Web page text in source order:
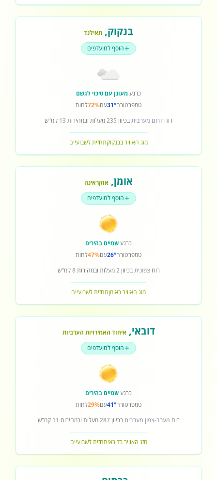
בנקוק, תאילנד
הוסף למועדפים
כרגעמעונן עם סיכוי לגשם
טמפרטורה31°עם72%לחות
רוח דרום מערביתבכיוון 235מעלות ובמהירות 13 קמ"ש
מזג האוויר בבנקוקתחזית לשבועיים
אומן, אוקראינה
הוסף למועדפים
כרגעשמיים בהירים
טמפרטורה26°עם47%לחות
רוחצפוניתבכיוון2מעלות ובמהירות8קמ"ש
מזג האוויר באומןתחזית לשבועיים
דובאי, איחוד האמירויות הערביות
הוסף למועדפים
כרגעשמיים בהירים
טמפרטורה41°עם29%לחות
רוח מערב-צפון מערביתבכיוון287מעלות ובמהירות 11 קמ"ש
מזג האוויר בדובאיתחזית לשבועיים